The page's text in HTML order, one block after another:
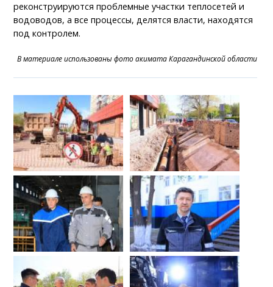
реконструируются проблемные участки теплосетей и
водоводов, а все процессы, делятся власти, находятся
под контролем.
В материале использованы фото акимата Карагандинской области